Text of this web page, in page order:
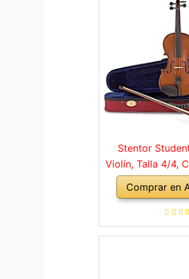
Stentor
Violín, Talla 4/4,
Rojo
Comprar en